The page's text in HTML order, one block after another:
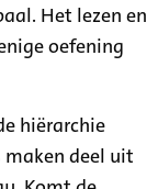
Het lezen en
oefening
hiërarchie
deel uit